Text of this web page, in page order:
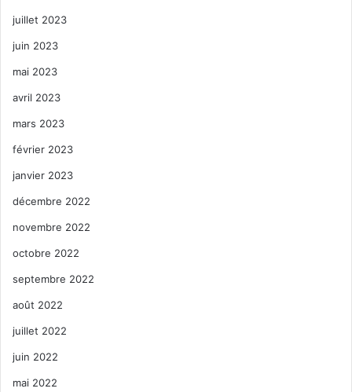
juillet 2023
juin 2023
mai 2023
avril 2023
mars 2023
février 2023
janvier 2023
décembre 2022
novembre 2022
octobre 2022
septembre 2022
août 2022
juillet 2022
juin 2022
mai 2022